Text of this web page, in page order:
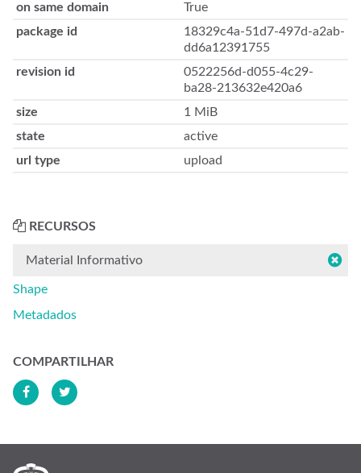
on same domain
True
package id
18329c4a-51d7-497d-a2ab-
dd6a12391755
revision id
0522256d-d055-4c29-
ba28-213632e420a6
size
1 MiB
state
active
url type
upload
RECURSOS
Material Informativo
Shape
Metadados
COMPARTILHAR